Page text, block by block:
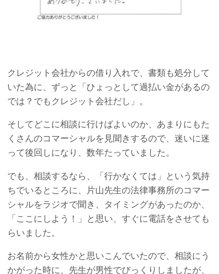
クレジット会社からの借り入れで、書類も処分して
いた為に、ずっと「ひょっとして過払い金があるの
では？でもクレジット会社だし」。
そしてどこに相談に行けばよいのか、あまりにもた
くさんのコマーシャルを見聞きするので、迷いに迷
って後回しになり、数年たっていました。
でも、相談するなら、「行かなくては」という気持
ちでいるところに、片山先生の法律事務所のコマー
シャルをラジオで聞き、タイミングがあったのか、
「ここにしよう！」と思い、すぐに電話をさせても
らいました。
お名前から女性かと思いこんでいたので、相談にう
かがった時に、先生が男性でびっくりしましたが、